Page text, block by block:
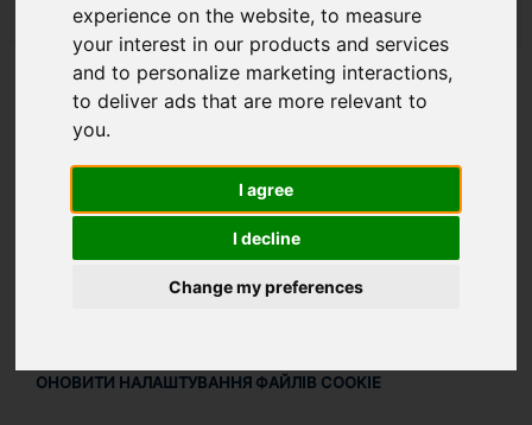
experience on the website,to measure
your interest in our products and services
and to personalize marketing interactions,
to deliver ads that are more relevant to
you.
I agree
I decline
Change my preferences
LAUDAT SUPPLY /ТУРБОКОМПРЕСОРИ/ MITSUBISHI - MET53
ПРО НАС
ПРО НАС
ПРАВОВА ІНФОРМАЦІЯ
ПРАВОВА ІНФОРМАЦІЯ
ПОЛІТИКА КОНФІДЕНЦІЙНОСТІ
ОНОВИТИ НАЛАШТУВАННЯ ФАЙЛІВ COOKIE